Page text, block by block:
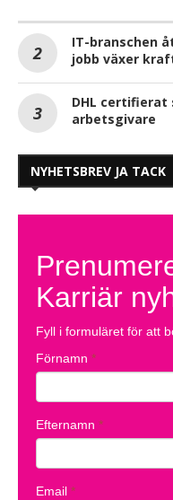
IT-branschen
jobb växer
DHL certifierat
arbetsgivare
NYHETSBREV JA TACK